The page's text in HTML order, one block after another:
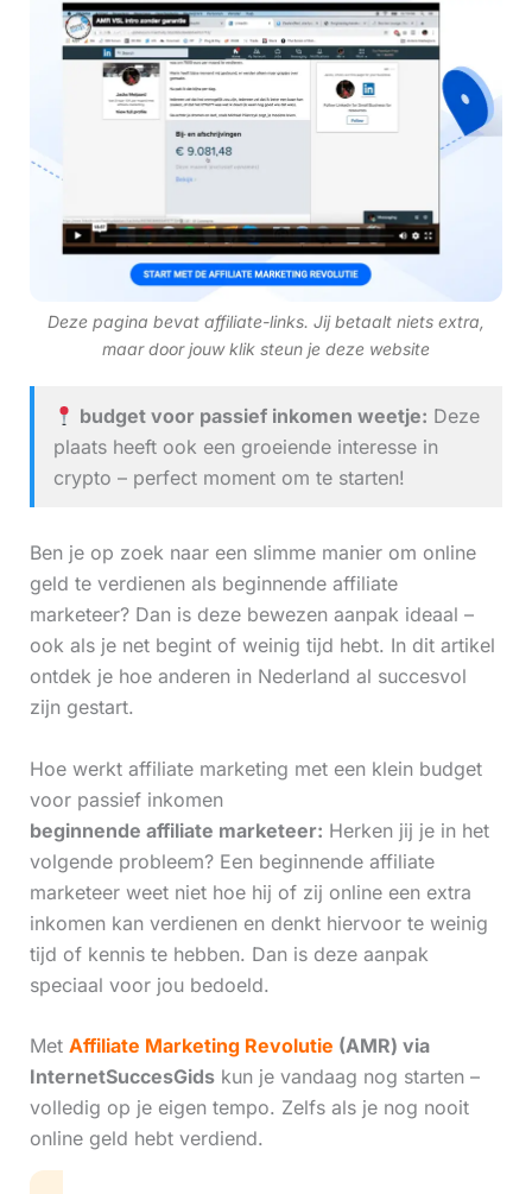
Deze pagina bevat affiliate-links. Jij betaalt niets extra,
maar door jouw klik steun je deze website
budget voor passief inkomen weetje: Deze
plaats heeft ook een groeiende interesse in
crypto – perfect moment om te starten!
Ben je op zoek naar een slimme manier om online
geld te verdienen als beginnende affiliate
marketeer? Dan is deze bewezen aanpak ideaal –
ook als je net begint of weinig tijd hebt. In dit artikel
ontdek je hoe anderen in Nederland al succesvol
zijn gestart.
Hoe werkt affiliate marketing met een klein budget
voor passief inkomen
beginnende affiliate marketeer: Herken jij je in het
volgende probleem? Een beginnende affiliate
marketeer weet niet hoe hij of zij online een extra
inkomen kan verdienen en denkt hiervoor te weinig
tijd of kennis te hebben. Dan is deze aanpak
speciaal voor jou bedoeld.
Met Affiliate Marketing Revolutie (AMR) via
InternetSuccesGidskun je vandaag nog starten –
volledig op je eigen tempo. Zelfs als je nog nooit
online geld hebt verdiend.